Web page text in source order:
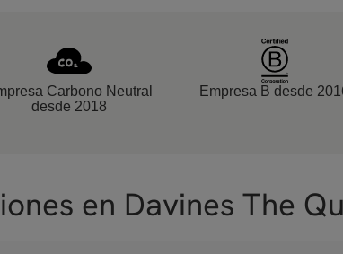
Carbono Neutral
desde 2018
Empresa B desde
en Davines The